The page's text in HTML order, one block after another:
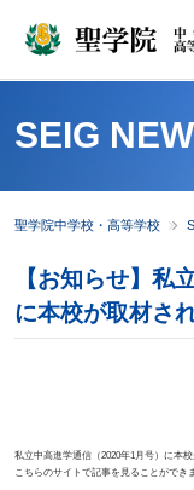
SEIG
聖学院中学校・高等学校
【お知らせ】私
に本校が取材さ
私立中高進学通信（2020年1月号）に本
こちらのサイトで記事を見ることができ